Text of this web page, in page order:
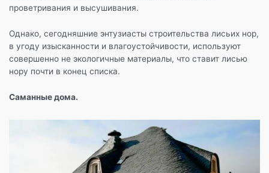
проветривания и высушивания.
Однако, сегодняшние энтузиасты строительства лисьих нор,
в угоду изысканности и влагоустойчивости, используют
совершенно не экологичные материалы, что ставит лисью
нору почти в конец списка.
Саманные дома.